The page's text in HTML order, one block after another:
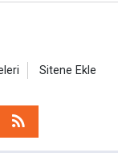
Sitene Ekle